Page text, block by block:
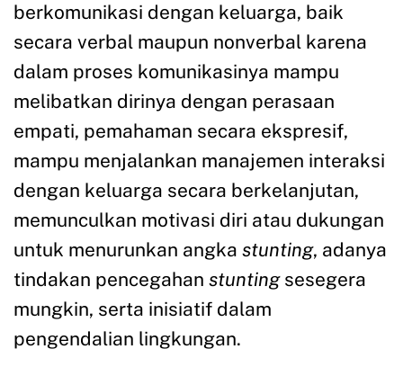
berkomunikasi dengan keluarga, baik
secara verbal maupun nonverbal karena
dalam proses komunikasinya mampu
melibatkan dirinya dengan perasaan
empati, pemahaman secara ekspresif,
mampu menjalankan manajemen interaksi
dengan keluarga secara berkelanjutan,
memunculkan motivasi diri atau dukungan
untuk menurunkan angka stunting, adanya
tindakan pencegahan stuntingsesegera
mungkin, serta inisiatif dalam
pengendalian lingkungan.